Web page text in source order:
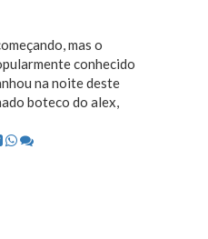
mas o
conhecido
na noite deste
boteco do alex,